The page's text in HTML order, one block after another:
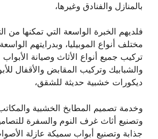
بالمنازل والفنادق وغيرها،
فلديهم الخبرة الواسعة التي تمكنها من
مختلف أنواع الموبيليا، وبدرايتهم
تركيب جميع أنواع الأثاث وصيانة الأبواب
والشبابيك وتركيب المقابض والأقفال
ديكورات خشبية حديثة للشقق،
وخدمة تصميم المطابخ الخشبية
وتصنيع أثاث غرف النوم والسفرة
جذابة وتصنيع أبواب سميكة عازلة